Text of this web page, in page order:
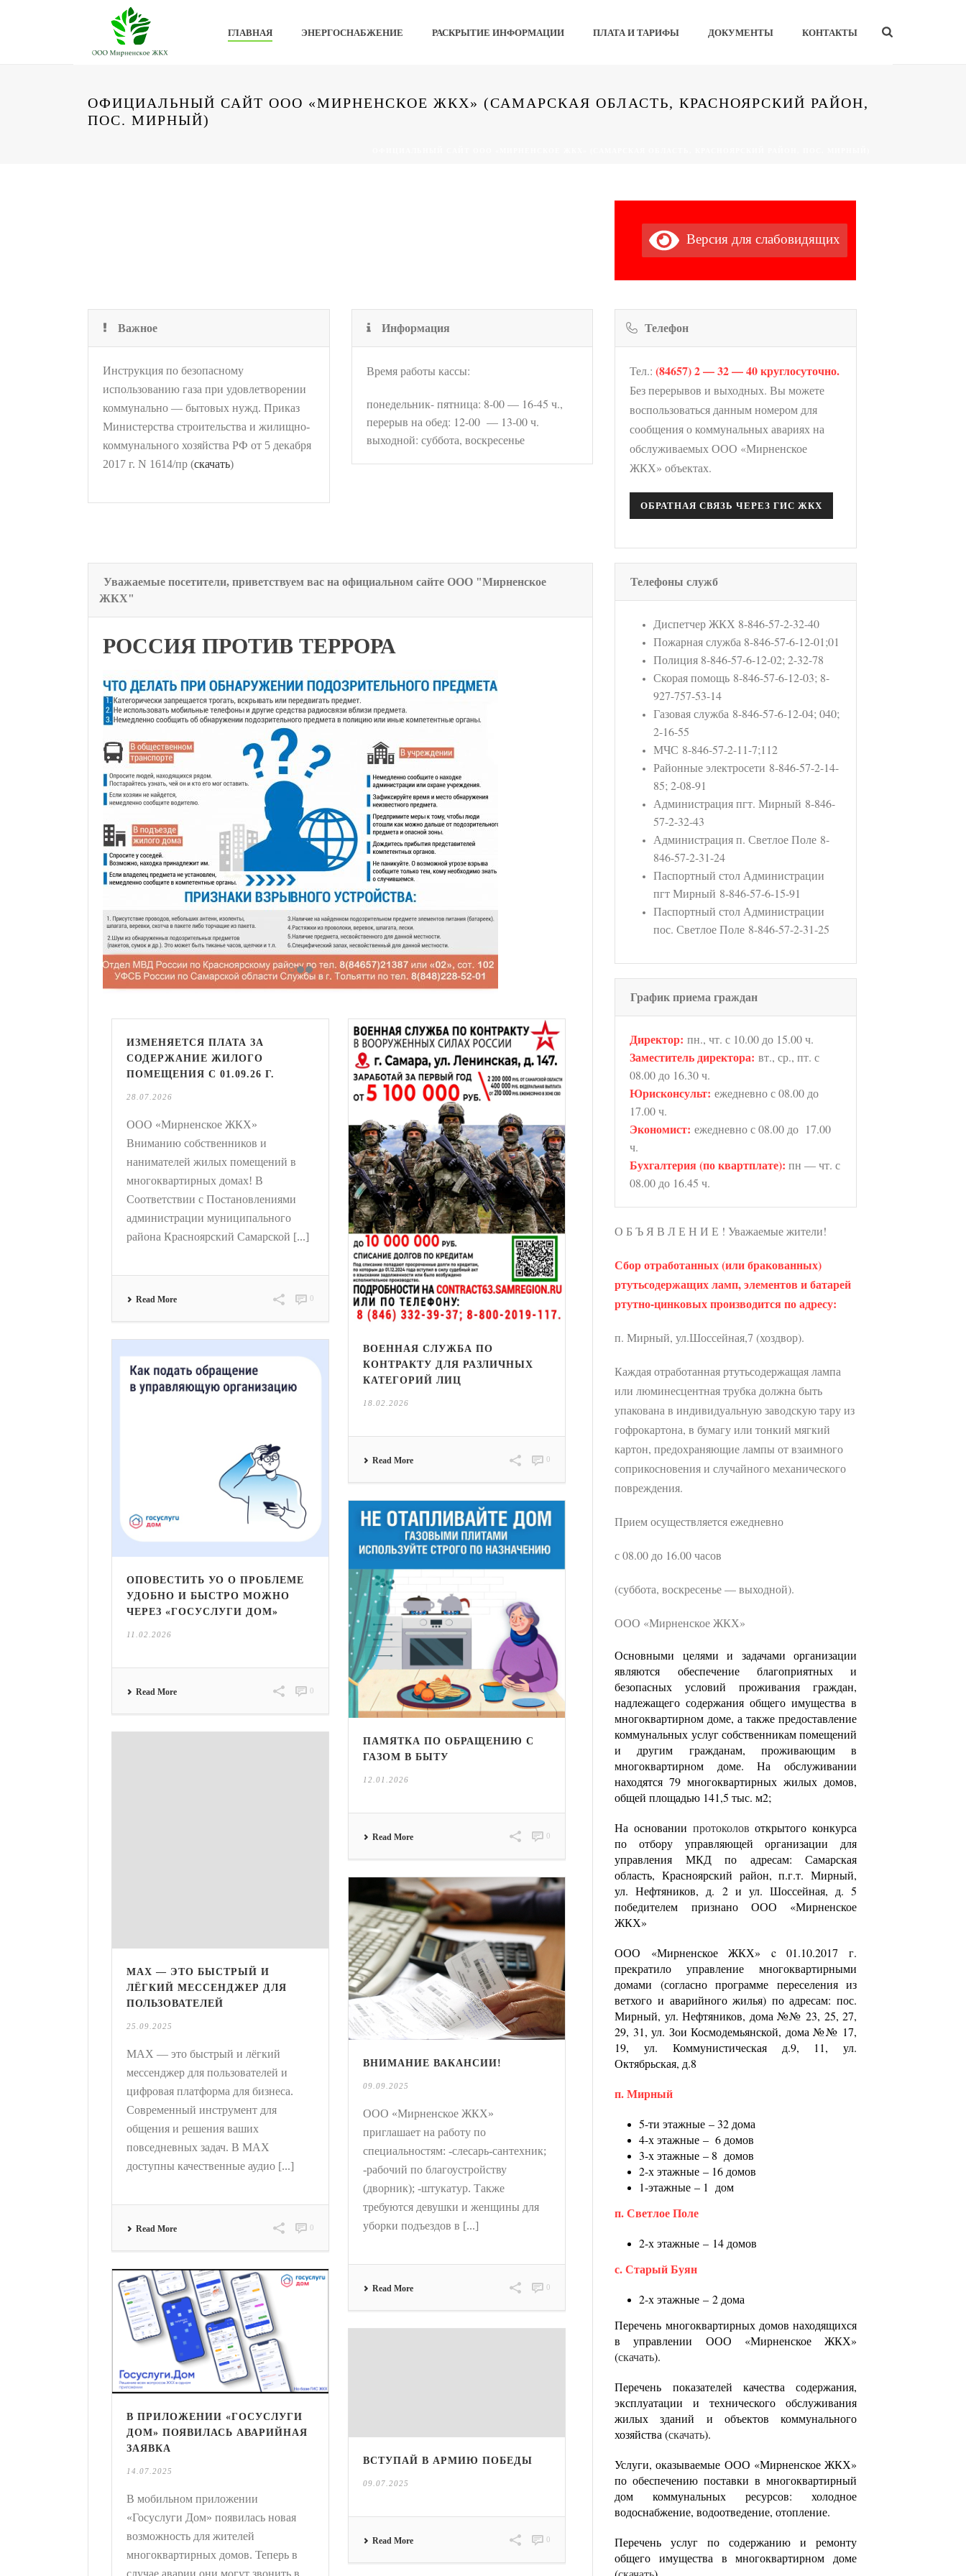
ГЛАВНАЯ ЭНЕРГОСНАБЖЕНИЕ РАСКРЫТИЕ ИНФОРМАЦИИ ПЛАТА И ТАРИФЫ ДОКУМЕНТЫ КОНТАКТЫ
ОФИЦИАЛЬНЫЙ САЙТ ООО «МИРНЕНСКОЕ ЖКХ» (САМАРСКАЯ ОБЛАСТЬ, КРАСНОЯРСКИЙ РАЙОН,
ПОС. МИРНЫЙ)
Версия для слабовидящих
Важное
Инструкция по безопасному
использованию газа при удовлетворении
коммунально — бытовых нужд. Приказ
Министерства строительства и жилищно-
коммунального хозяйства РФ от 5 декабря
2017 г. N 1614/пр (скачать)
Информация
Время работы кассы:
понедельник- пятница: 8-00 — 16-45 ч.,
перерыв на обед: 12-00 — 13-00 ч.
выходной: суббота, воскресенье
Телефон
Тел.:(84657) 2 — 32 — 40 круглосуточно.
Без перерывов и выходных. Вы можете
воспользоваться данным номером для
сообщения о коммунальных авариях на
обслуживаемых ООО «Мирненское
ЖКХ» объектах.
ОБРАТНАЯ СВЯЗЬ ЧЕРЕЗ ГИС ЖКХ
Уважаемые посетители, приветствуем вас на официальном сайте ООО "Мирненское
ЖКХ"
РОССИЯ ПРОТИВ ТЕРРОРА
ИЗМЕНЯЕТСЯ ПЛАТА ЗА
СОДЕРЖАНИЕ ЖИЛОГО
ПОМЕЩЕНИЯ С 01.09.26 Г.
28.07.2026
ООО «Мирненское ЖКХ»
Вниманию собственников и
нанимателей жилых помещений в
многоквартирных домах! В
Соответствии с Постановлениями
администрации муниципального
района Красноярский Самарской [...]
Read More 0
ВОЕННАЯ СЛУЖБА ПО
КОНТРАКТУ ДЛЯ РАЗЛИЧНЫХ
КАТЕГОРИЙ ЛИЦ
18.02.2026
Read More 0
ОПОВЕСТИТЬ УО О ПРОБЛЕМЕ
УДОБНО И БЫСТРО МОЖНО
ЧЕРЕЗ «ГОСУСЛУГИ ДОМ»
11.02.2026
Read More 0
ПАМЯТКА ПО ОБРАЩЕНИЮ С
ГАЗОМ В БЫТУ
12.01.2026
Read More 0
MAX — ЭТО БЫСТРЫЙ И
ЛЁГКИЙ МЕССЕНДЖЕР ДЛЯ
ПОЛЬЗОВАТЕЛЕЙ
25.09.2025
MAX — это быстрый и лёгкий
мессенджер для пользователей и
цифровая платформа для бизнеса.
Современный инструмент для
общения и решения ваших
повседневных задач. В MAX
доступны качественные аудио [...]
Read More 0
ВНИМАНИЕ ВАКАНСИИ!
09.09.2025
ООО «Мирненское ЖКХ»
приглашает на работу по
специальностям: -слесарь-сантехник;
-рабочий по благоустройству
(дворник); -штукатур. Также
требуются девушки и женщины для
уборки подъездов в [...]
Read More 0
В ПРИЛОЖЕНИИ «ГОСУСЛУГИ
ДОМ» ПОЯВИЛАСЬ АВАРИЙНАЯ
ЗАЯВКА
14.07.2025
В мобильном приложении
«Госуслуги Дом» появилась новая
возможность для жителей
многоквартирных домов. Теперь в
случае аварии они могут звонить в
ВСТУПАЙ В АРМИЮ ПОБЕДЫ
09.07.2025
Read More 0
Телефоны служб
Диспетчер ЖКХ 8-846-57-2-32-40
Пожарная служба 8-846-57-6-12-01;01
Полиция 8-846-57-6-12-02; 2-32-78
Скорая помощь 8-846-57-6-12-03; 8-
927-757-53-14
Газовая служба 8-846-57-6-12-04; 040;
2-16-55
МЧС 8-846-57-2-11-7;112
Районные электросети 8-846-57-2-14-
85; 2-08-91
Администрация пгт. Мирный 8-846-
57-2-32-43
Администрация п. Светлое Поле 8-
846-57-2-31-24
Паспортный стол Администрации
пгт Мирный 8-846-57-6-15-91
Паспортный стол Администрации
пос. Светлое Поле 8-846-57-2-31-25
График приема граждан
Директор: пн., чт. с 10.00 до 15.00 ч.
Заместитель директора: вт., ср., пт. с
08.00 до 16.30 ч.
Юрисконсульт: ежедневно с 08.00 до
17.00 ч.
Экономист: ежедневно с 08.00 до 17.00
ч.
Бухгалтерия (по квартплате): пн — чт. с
08.00 до 16.45 ч.
О Б Ъ Я В Л Е Н И Е ! Уважаемые жители!
Сбор отработанных (или бракованных)
ртутьсодержащих ламп, элементов и батарей
ртутно-цинковых производится по адресу:
п. Мирный, ул.Шоссейная,7 (хоздвор).
Каждая отработанная ртутьсодержащая лампа
или люминесцентная трубка должна быть
упакована в индивидуальную заводскую тару из
гофрокартона, в бумагу или тонкий мягкий
картон, предохраняющие лампы от взаимного
соприкосновения и случайного механического
повреждения.
Прием осуществляется ежедневно
с 08.00 до 16.00 часов
(суббота, воскресенье — выходной).
ООО «Мирненское ЖКХ»
Основными целями и задачами организации
являются обеспечение благоприятных и
безопасных условий проживания граждан,
надлежащего содержания общего имущества в
многоквартирном доме, а также предоставление
коммунальных услуг собственникам помещений
и другим гражданам, проживающим в
многоквартирном доме. На обслуживании
находятся 79 многоквартирных жилых домов,
общей площадью 141,5 тыс. м2;
На основании протоколов открытого конкурса
по отбору управляющей организации для
управления МКД по адресам: Самарская
область, Красноярский район, п.г.т. Мирный,
ул. Нефтяников, д. 2 и ул. Шоссейная, д. 5
победителем признано ООО «Мирненское
ЖКХ»
ООО «Мирненское ЖКХ» c 01.10.2017 г.
прекратило управление многоквартирными
домами (согласно программе переселения из
ветхого и аварийного жилья) по адресам: пос.
Мирный, ул. Нефтяников, дома №№ 23, 25, 27,
29, 31, ул. Зои Космодемьянской, дома №№ 17,
19, ул. Коммунистическая д.9, 11, ул.
Октябрьская, д.8
п. Мирный
5-ти этажные – 32 дома
4-х этажные – 6 домов
3-х этажные – 8 домов
2-х этажные – 16 домов
1-этажные – 1 дом
п. Светлое Поле
2-х этажные – 14 домов
с. Старый Буян
2-х этажные – 2 дома
Перечень многоквартирных домов находящихся
в управлении ООО «Мирненское ЖКХ»
(скачать).
Перечень показателей качества содержания,
эксплуатации и технического обслуживания
жилых зданий и объектов коммунального
хозяйства (скачать).
Услуги, оказываемые ООО «Мирненское ЖКХ»
по обеспечению поставки в многоквартирный
дом коммунальных ресурсов: холодное
водоснабжение, водоотведение, отопление.
Перечень услуг по содержанию и ремонту
общего имущества в многоквартирном доме